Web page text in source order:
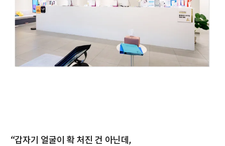
“갑자기 얼굴이 확 처진 건 아닌데,